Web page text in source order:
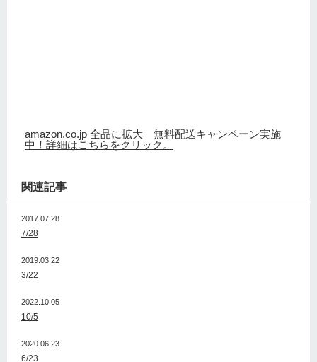
amazon.co.jp 全品に拡大 無料配送キャンペーン実施
中！詳細はこちらをクリック。
関連記事
2017.07.28
7/28
2019.03.22
3/22
2022.10.05
10/5
2020.06.23
6/23